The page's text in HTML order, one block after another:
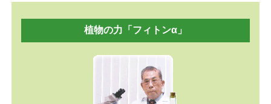
植物の力「フィトンα」